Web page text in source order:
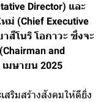
Director) และ
(Chief Executive
สึโนริ โอกาวะ ซึ่งจะ
and
มษายน 2025
สริมสร้างสังคมให้ดียิ่ง